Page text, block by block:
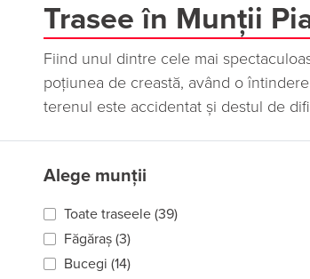
Trasee în Munții
Fiind unul dintre cele mai
poțiunea de creastă, având o
terenul este accidentat și destul de
Alege munții
Toate traseele (39)
Făgăraș (3)
Bucegi (14)